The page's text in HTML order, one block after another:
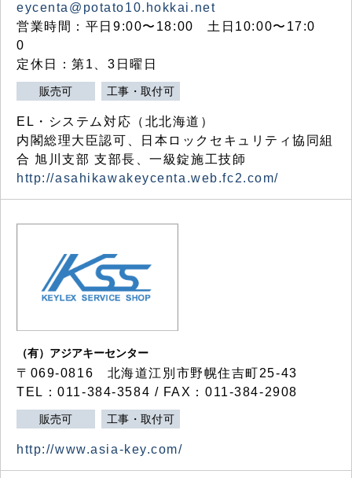
eycenta@potato10.hokkai.net
営業時間：平日9:00〜18:00 土日10:00〜17:0
0
定休日：第1、3日曜日
販売可 工事・取付可
EL・システム対応（北北海道）
内閣総理大臣認可、日本ロックセキュリティ協同組
合 旭川支部 支部長、一級錠施工技師
http://asahikawakeycenta.web.fc2.com/
（有）アジアキーセンター
〒069-0816 北海道江別市野幌住吉町25-43
TEL：011-384-3584 / FAX：011-384-2908
販売可 工事・取付可
http://www.asia-key.com/